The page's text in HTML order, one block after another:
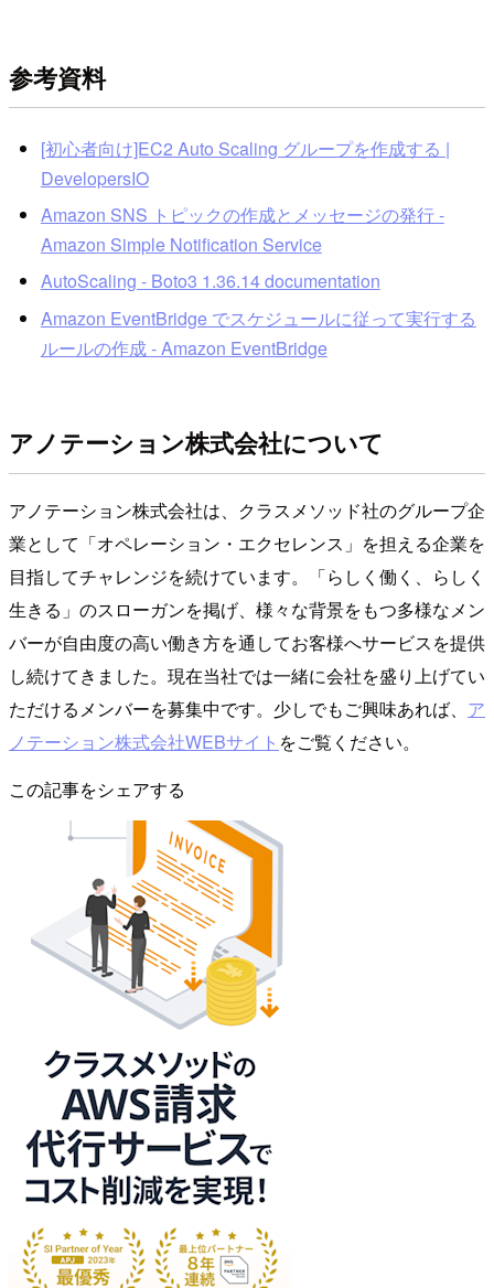
参考資料
[初心者向け]EC2 Auto Scaling グループを作成する |
DevelopersIO
Amazon SNS トピックの作成とメッセージの発行 -
Amazon Simple Notification Service
AutoScaling - Boto3 1.36.14 documentation
Amazon EventBridge でスケジュールに従って実行する
ルールの作成 - Amazon EventBridge
アノテーション株式会社について
アノテーション株式会社は、クラスメソッド社のグループ企
業として「オペレーション・エクセレンス」を担える企業を
目指してチャレンジを続けています。「らしく働く、らしく
生きる」のスローガンを掲げ、様々な背景をもつ多様なメン
バーが自由度の高い働き方を通してお客様へサービスを提供
し続けてきました。現在当社では一緒に会社を盛り上げてい
ただけるメンバーを募集中です。少しでもご興味あれば、 ア
ノテーション株式会社WEBサイト をご覧ください。
この記事をシェアする